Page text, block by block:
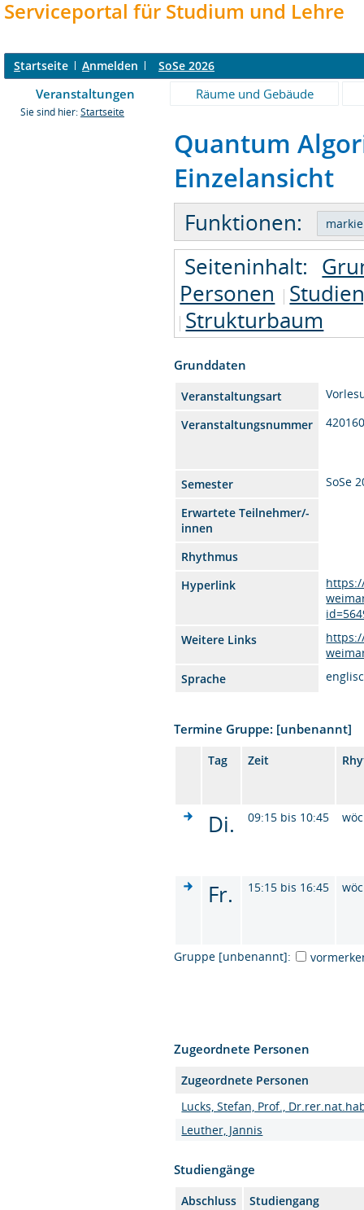
Serviceportal für Studium und Lehre
Startseite Anmelden SoSe 2026
Veranstaltungen Räume und Gebäude
Sie sind hier: Startseite
Quantum
Einzelansicht
Funktionen:
Seiteninhalt:
Personen
Strukturbaum
Grunddaten
Veranstaltungsart
Veranstaltungsnummer
Semester
SoSe
Erwartete Teilnehmer/-
innen
Rhythmus
Hyperlink
Weitere Links
Sprache
Termine Gruppe: [unbenannt]
Tag Zeit
Di. 09:15 bis 10:45
Fr. 15:15 bis 16:45
Gruppe [unbenannt]:
Zugeordnete Personen
Zugeordnete Personen
Lucks, Stefan, Prof.,
Leuther, Jannis
Studiengänge
Abschluss
Studiengang